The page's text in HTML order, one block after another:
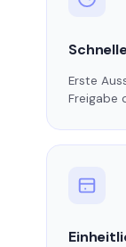
Erste
Freigabe